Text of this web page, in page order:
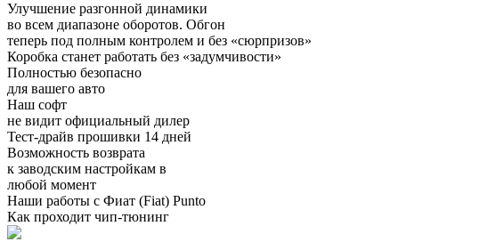
Улучшение разгонной динамики
во всем диапазоне оборотов. Обгон
теперь под полным контролем и без «сюрпризов»
Коробка станет работать без «задумчивости»
Полностью безопасно
для вашего авто
Наш софт
не видит официальный дилер
Тест-драйв прошивки 14 дней
Возможность возврата
к заводским настройкам в
любой момент
Наши работы с Фиат (Fiat) Punto
Как проходит чип-тюнинг